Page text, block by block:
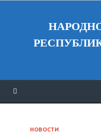
НОВОСТИ